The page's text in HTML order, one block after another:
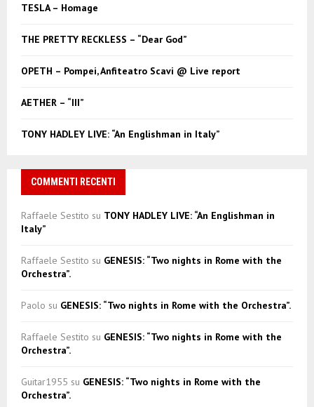
o
TESLA – Homage
THE PRETTY RECKLESS – “Dear God”
OPETH – Pompei, Anfiteatro Scavi @ Live report
AETHER – “III”
TONY HADLEY LIVE: “An Englishman in Italy”
COMMENTI RECENTI
Raffaele Sestito su TONY HADLEY LIVE: “An Englishman in
Italy”
Raffaele Sestito su GENESIS: “Two nights in Rome with the
Orchestra”.
Paolo su GENESIS: “Two nights in Rome with the Orchestra”.
Raffaele Sestito su GENESIS: “Two nights in Rome with the
Orchestra”.
Guitar1955 su GENESIS: “Two nights in Rome with the
Orchestra”.